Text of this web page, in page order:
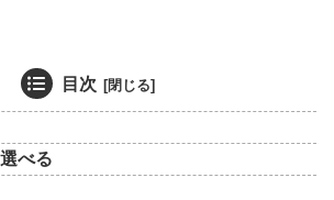
目次
べる